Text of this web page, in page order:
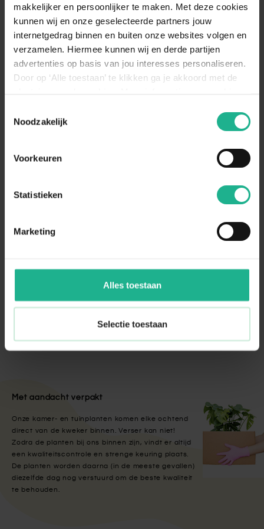
makkelijker en persoonlijker te maken. Met deze cookies
kunnen wij en onze geselecteerde partners jouw
internetgedrag binnen en buiten onze websites volgen en
verzamelen. Hiermee kunnen wij en derde partijen
advertenties op basis van jou interesses personaliseren.
Door op ‘Alle toestaan’ te klikken ga je akkoord met de
decookieverklaring op onze website.
Noodzakelijk
Voorkeuren
Statistieken
Marketing
Alles toestaan
Selectie toestaan
zullen kleuren.
Bewateren Gemiddeld
Bewateren
omschrijving
Zorg ervoor dat de grond van de Areca
Lutesens constant vochtig blijft, maar
vermijd teveel water in verband met
wortelrot. Geef de plant 's zomers zo'n
Aanraders van
v.a. € 29,95 Normale prijs € 29,95
Met aandacht verpakt
Onze kamer- en tuinplanten komen elke ochtend
direct van de kweker binnen. Verser kan niet!
Zodra de planten bij ons binnen zijn, vindt er altijd
een kwaliteitscontrole en strenge keuring plaats.
De planten worden daarna (in de meeste gevallen)
diezelfde dag nog verstuurd om de beste kwaliteit
te behouden.